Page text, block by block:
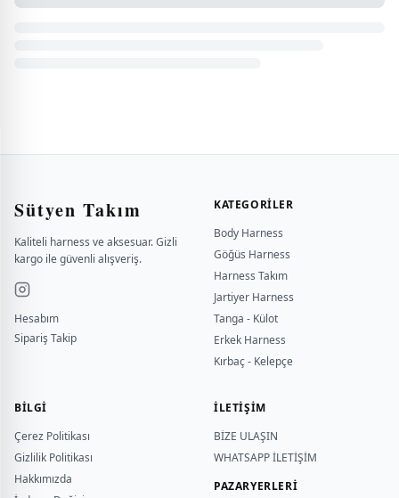
Sütyen Takım
Kaliteli harness ve aksesuar. Gizli
kargo ile güvenli alışveriş.
Hesabım
Sipariş Takip
KATEGORILER
Body Harness
Göğüs Harness
Harness Takım
Jartiyer Harness
Tanga - Külot
Erkek Harness
Kırbaç - Kelepçe
BILGI
Çerez Politikası
Gizlilik Politikası
Hakkımızda
İLETİŞİM
BİZE ULAŞIN
WHATSAPP İLETİŞİM
PAZARYERLERİ